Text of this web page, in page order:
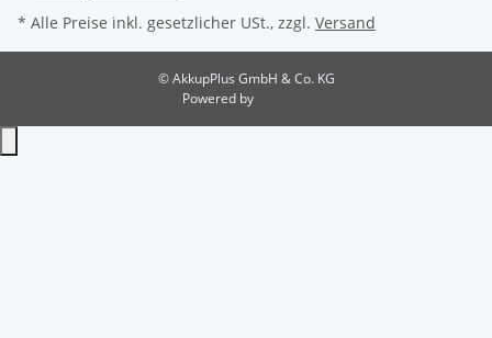
* Alle Preise inkl. gesetzlicher USt., zzgl. Versand
© AkkupPlus GmbH & Co. KG
Powered by